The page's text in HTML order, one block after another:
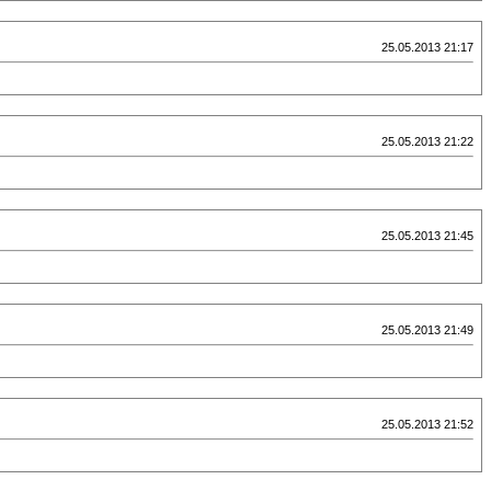
25.05.2013 21:17
25.05.2013 21:22
25.05.2013 21:45
25.05.2013 21:49
25.05.2013 21:52